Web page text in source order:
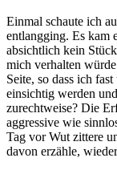
Einmal schaute ich
entlangging. Es kam
absichtlich kein
mich verhalten
Seite, so dass ich
einsichtig werden
zurechtweise? Die
aggressive wie
Tag vor Wut zittere
davon erzähle,